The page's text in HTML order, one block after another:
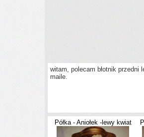
witam, polecam błotnik przedni
maile.
Półka - Aniołek -lewy kwiat